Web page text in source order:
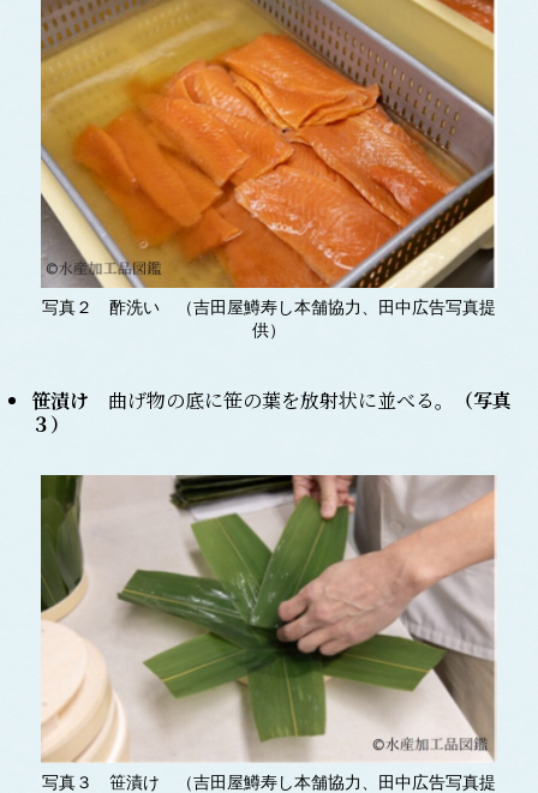
写真２ 酢洗い （吉田屋鱒寿し本舗協力、田中広告写真提
供）
笹漬け 曲げ物の底に笹の葉を放射状に並べる。
（写真
３）
写真３ 笹漬け （吉田屋鱒寿し本舗協力、田中広告写真提